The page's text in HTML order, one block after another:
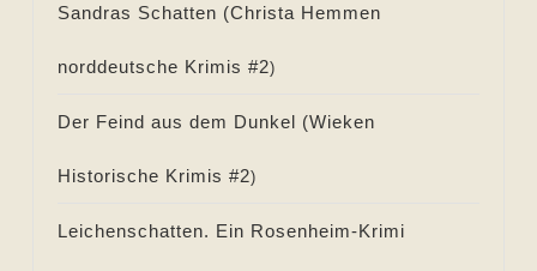
Sandras Schatten (Christa Hemmen
norddeutsche Krimis #2)
Der Feind aus dem Dunkel (Wieken
Historische Krimis #2)
Leichenschatten. Ein Rosenheim-Krimi